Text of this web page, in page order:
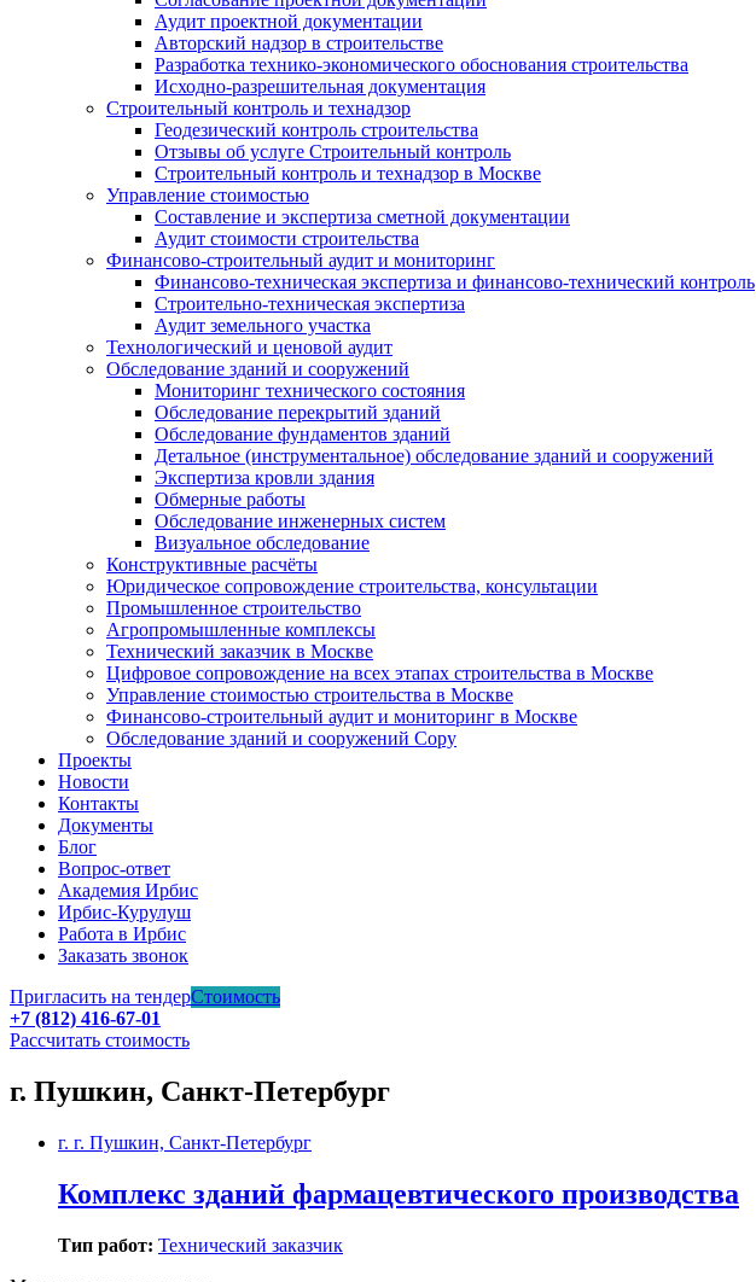
Аудит проектной документации
Авторский надзор в строительстве
Разработка технико-экономического обоснования строительства
Исходно-разрешительная документация
Строительный контроль и технадзор
Геодезический контроль строительства
Отзывы об услуге Строительный контроль
Строительный контроль и технадзор в Москве
Управление стоимостью
Составление и экспертиза сметной документации
Аудит стоимости строительства
Финансово-строительный аудит и мониторинг
Финансово-техническая экспертиза и финансово-технический контроль
Строительно-техническая экспертиза
Аудит земельного участка
Технологический и ценовой аудит
Обследование зданий и сооружений
Мониторинг технического состояния
Обследование перекрытий зданий
Обследование фундаментов зданий
Детальное (инструментальное) обследование зданий и сооружений
Экспертиза кровли здания
Обмерные работы
Обследование инженерных систем
Визуальное обследование
Конструктивные расчёты
Юридическое сопровождение строительства, консультации
Промышленное строительство
Агропромышленные комплексы
Технический заказчик в Москве
Цифровое сопровождение на всех этапах строительства в Москве
Управление стоимостью строительства в Москве
Финансово-строительный аудит и мониторинг в Москве
Обследование зданий и сооружений Copy
Проекты
Новости
Контакты
Документы
Блог
Вопрос-ответ
Академия Ирбис
Ирбис-Курулуш
Работа в Ирбис
Заказать звонок
Пригласить на тендерСтоимость
+7 (812) 416-67-01
Рассчитать стоимость
г. Пушкин, Санкт-Петербург
г. г. Пушкин, Санкт-Петербург
Комплекс зданий фармацевтического производства
Тип работ: Технический заказчик